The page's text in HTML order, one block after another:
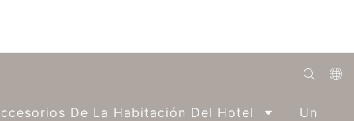
De La Habitación Del Hotel Una